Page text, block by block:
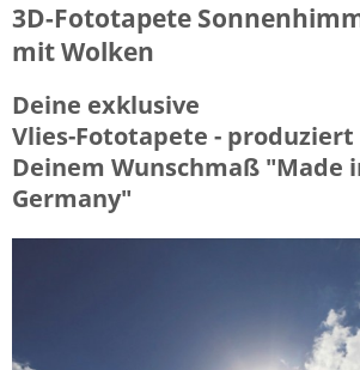
3D-Fototapete
mit Wolken
Deine exklusive
Vlies-Fototapete - produziert
Deinem Wunschmaß "Made
Germany"